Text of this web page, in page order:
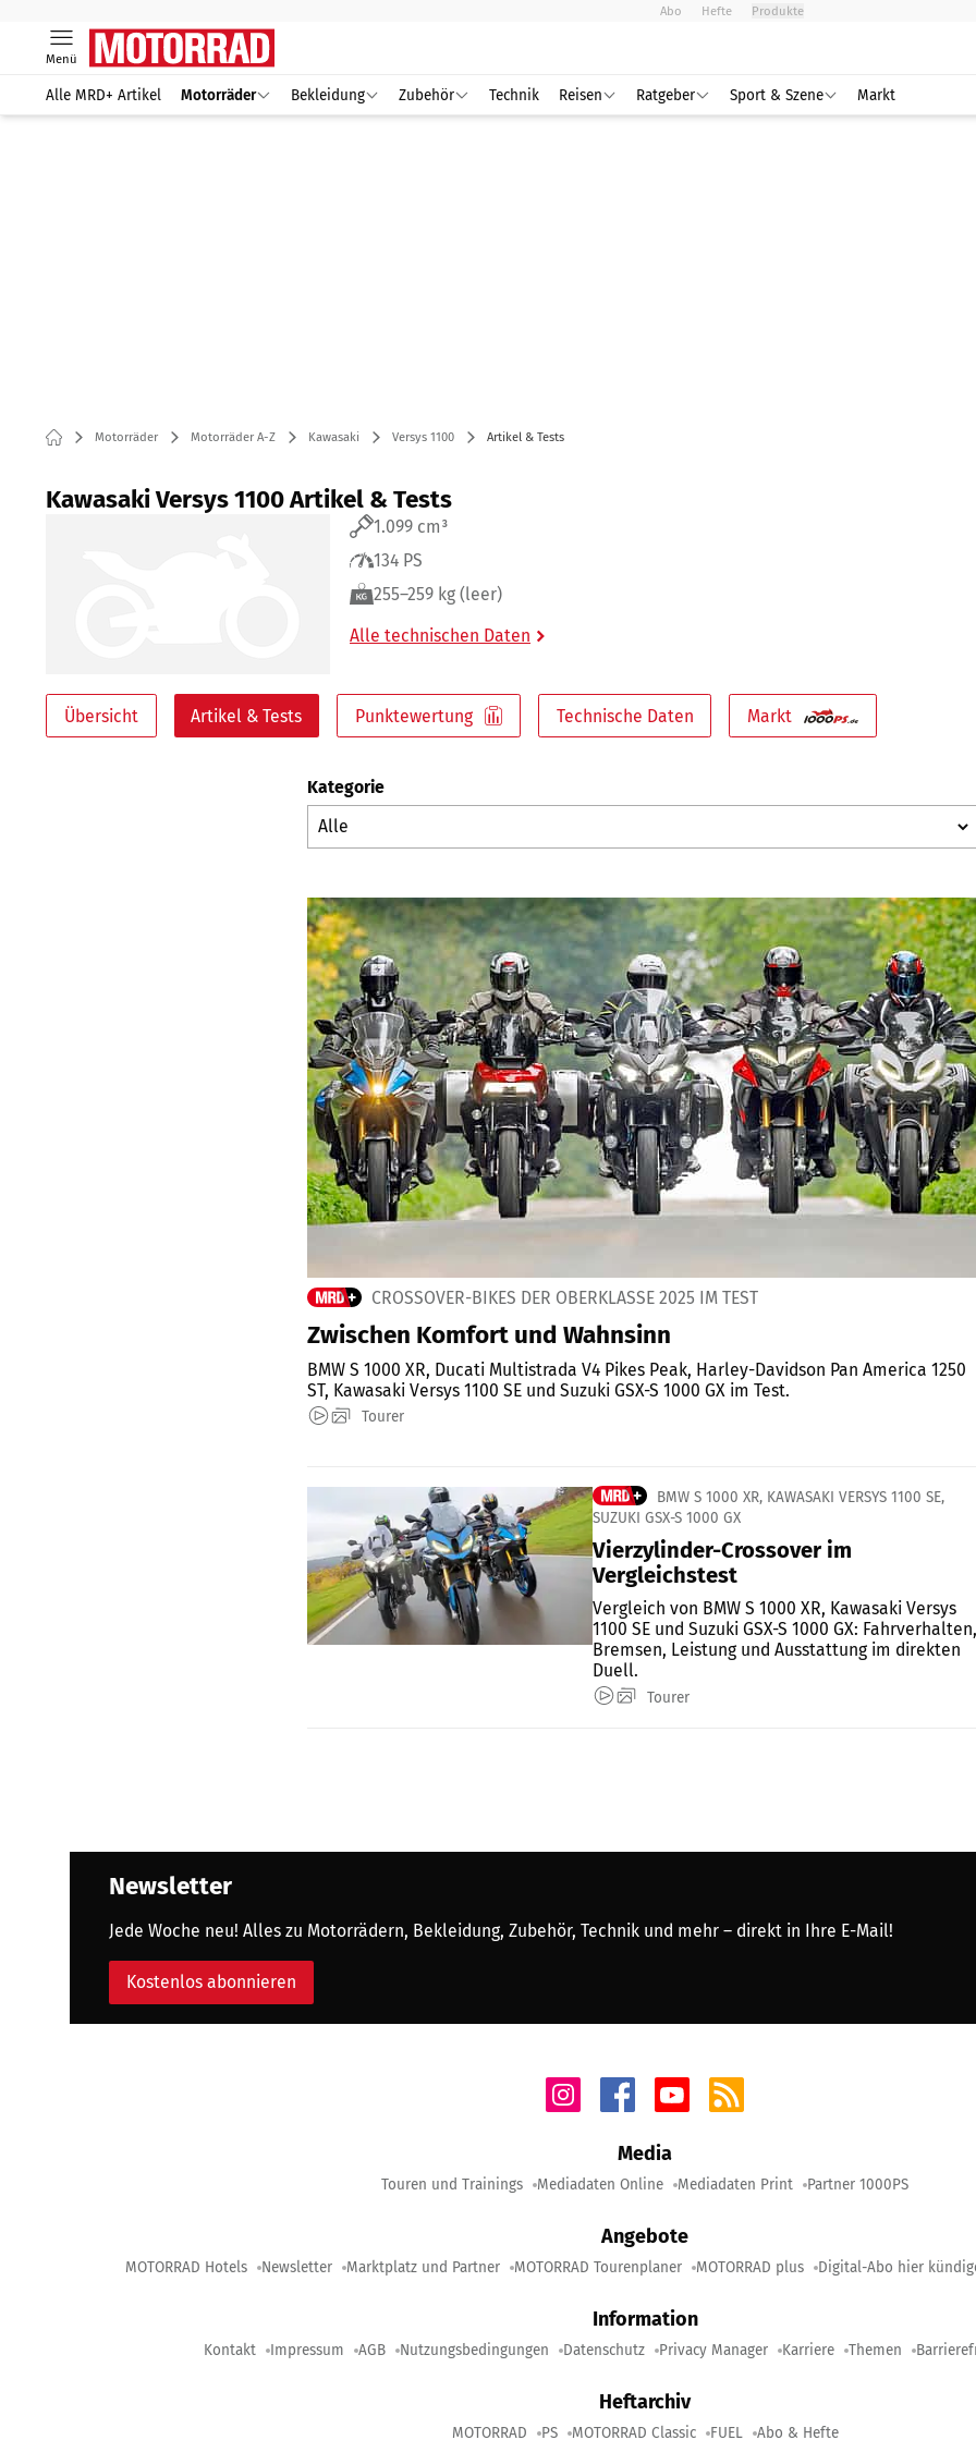
Abo Hefte Produkte
Menü
Alle MRD+ Artikel Motorräder Bekleidung Zubehör Technik Reisen Ratgeber Sport & Szene Markt
Motorräder Motorräder A-Z Kawasaki Versys 1100 Artikel & Tests
Kawasaki Versys 1100 Artikel & Tests
1.099 cm³
134 PS
255–259 kg (leer)
Alle technischen Daten
Übersicht Artikel & Tests Punktewertung Technische Daten Markt
Kategorie
CROSSOVER-BIKES DER OBERKLASSE 2025 IM TEST
Zwischen Komfort und Wahnsinn
BMW S 1000 XR, Ducati Multistrada V4 Pikes Peak, Harley-Davidson Pan America 1250
ST, Kawasaki Versys 1100 SE und Suzuki GSX-S 1000 GX im Test.
Tourer
BMW S 1000 XR, KAWASAKI VERSYS 1100 SE,
SUZUKI GSX-S 1000 GX
Vierzylinder-Crossover im
Vergleichstest
Vergleich von BMW S 1000 XR, Kawasaki Versys
1100 SE und Suzuki GSX-S 1000 GX: Fahrverhalten,
Bremsen, Leistung und Ausstattung im direkten
Duell.
Tourer
Newsletter
Jede Woche neu! Alles zu Motorrädern, Bekleidung, Zubehör, Technik und mehr – direkt in Ihre E-Mail!
Kostenlos abonnieren
Media
Touren und Trainings Mediadaten Online Mediadaten Print Partner 1000PS
Angebote
MOTORRAD Hotels Newsletter Marktplatz und Partner MOTORRAD Tourenplaner MOTORRAD plus Digital-Abo hier
Information
Kontakt Impressum AGB Nutzungsbedingungen Datenschutz Privacy Manager Karriere Themen
Heftarchiv
MOTORRAD PS MOTORRAD Classic FUEL Abo & Hefte